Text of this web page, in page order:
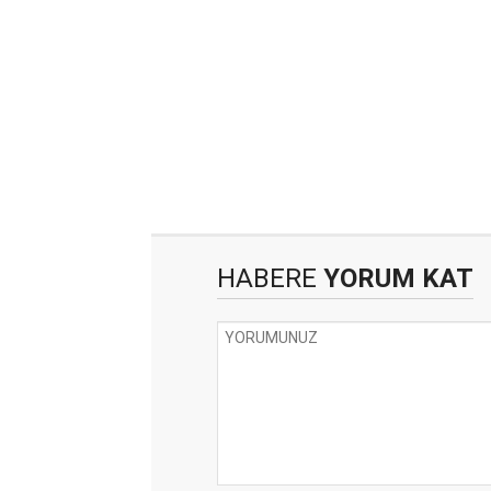
HABERE YORUM KAT